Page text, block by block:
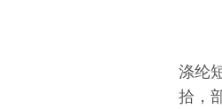
涤纶
拾，